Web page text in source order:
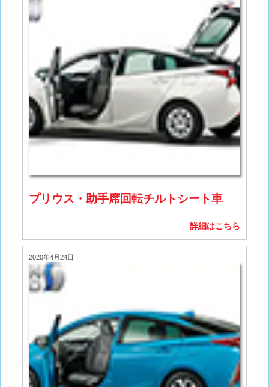
プリウス・助手席回転チルトシート車
詳細はこちら
2020年4月24日